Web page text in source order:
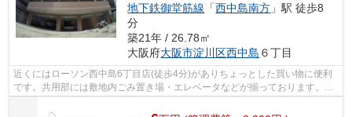
地下鉄御堂筋線 「西中島南方 」駅 徒歩8
分
築21年 / 26.78㎡
大阪府大阪市淀川区西中島 ６丁目
近くにはローソン西中島6丁目店(徒歩4分)がありちょっとした買い物に便利
です。共用部には敷地内ごみ置き場・エレベータなどが揃っております。空
気の入れ替えも簡単におこなえる通風...